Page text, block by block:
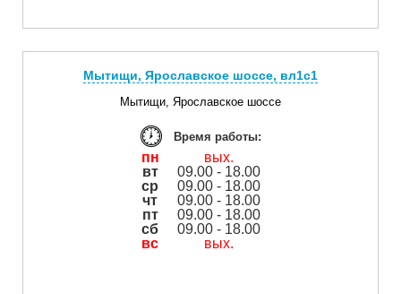
Мытищи, Ярославское шоссе, вл1с1
Мытищи, Ярославское шоссе
Время работы:
пн
вых.
вт
09.00 - 18.00
ср
09.00 - 18.00
чт
09.00 - 18.00
пт
09.00 - 18.00
сб
09.00 - 18.00
вс
вых.